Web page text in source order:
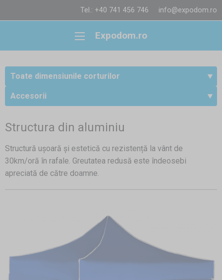
Tel.: +40 741 456 746 info@expodom.ro
Expodom.ro
Toate dimensiunile corturilor
Accesorii
Structura din aluminiu
Structură ușoară și estetică cu rezistență la vânt de
30km/oră în rafale. Greutatea redusă este îndeosebi
apreciată de către doamne.